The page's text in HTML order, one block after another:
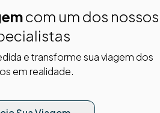
com um dos nossos
e transforme sua viagem dos
em realidade.